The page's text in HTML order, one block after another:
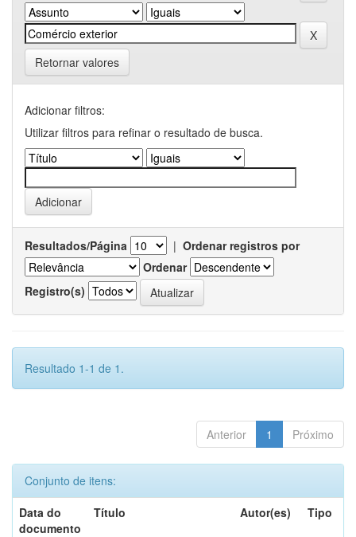
Retornar valores
Adicionar filtros:
Utilizar filtros para refinar o resultado de busca.
Resultados/Página | Ordenar registros por
Ordenar
Registro(s)
Resultado 1-1 de 1.
Anterior 1 Próximo
Conjunto de itens:
Data do
documento
Título Autor(es) Tipo